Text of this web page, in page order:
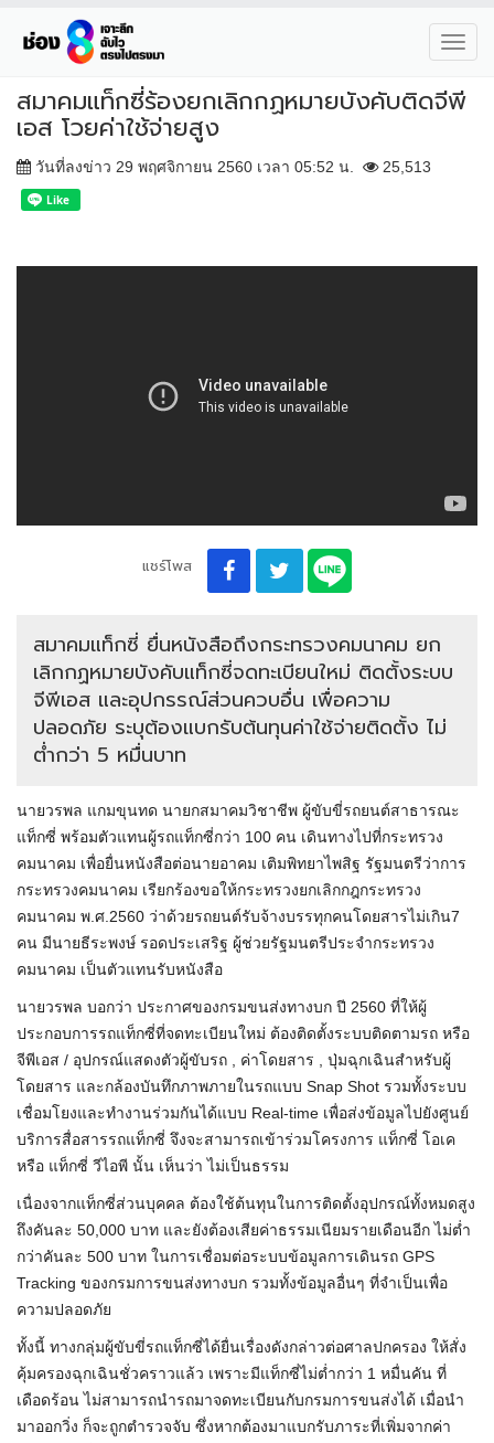
สมาคมแท็กซี่ร้องยกเลิกกฏหมายบังคับติดจีพี
เอส โวยค่าใช้จ่ายสูง
วันที่ลงข่าว 29 พฤศจิกายน 2560 เวลา 05:52 น. 25,513
แชร์โพส
สมาคมแท็กซี่ ยื่นหนังสือถึงกระทรวงคมนาคม ยก
เลิกกฏหมายบังคับแท็กซี่จดทะเบียนใหม่ ติดตั้งระบบ
จีพีเอส และอุปกรรณ์ส่วนควบอื่น เพื่อความ
ปลอดภัย ระบุต้องแบกรับต้นทุนค่าใช้จ่ายติดตั้ง ไม่
ต่ำกว่า 5 หมื่นบาท
นายวรพล แกมขุนทด นายกสมาคมวิชาชีพ ผู้ขับขี่รถยนต์สาธารณะ
แท็กซี่ พร้อมตัวแทนผู้รถแท็กซี่กว่า 100 คน เดินทางไปที่กระทรวง
คมนาคม เพื่อยื่นหนังสือต่อนายอาคม เติมพิทยาไพสิฐ รัฐมนตรีว่าการ
กระทรวงคมนาคม เรียกร้องขอให้กระทรวงยกเลิกกฎกระทรวง
คมนาคม พ.ศ.2560 ว่าด้วยรถยนต์รับจ้างบรรทุกคนโดยสารไม่เกิน7
คน มีนายธีระพงษ์ รอดประเสริฐ ผู้ช่วยรัฐมนตรีประจำกระทรวง
คมนาคม เป็นตัวแทนรับหนังสือ
นายวรพล บอกว่า ประกาศของกรมขนส่งทางบก ปี 2560 ที่ให้ผู้
ประกอบการรถแท็กซี่ที่จดทะเบียนใหม่ ต้องติดตั้งระบบติดตามรถ หรือ
จีพีเอส / อุปกรณ์แสดงตัวผู้ขับรถ , ค่าโดยสาร , ปุ่มฉุกเฉินสำหรับผู้
โดยสาร และกล้องบันทึกภาพภายในรถแบบ Snap Shot รวมทั้งระบบ
เชื่อมโยงและทำงานร่วมกันได้แบบ Real-time เพื่อส่งข้อมูลไปยังศูนย์
บริการสื่อสารรถแท็กซี่ จึงจะสามารถเข้าร่วมโครงการ แท็กซี่ โอเค
หรือ แท็กซี่ วีไอพี นั้น เห็นว่า ไม่เป็นธรรม
เนื่องจากแท็กซี่ส่วนบุคคล ต้องใช้ต้นทุนในการติดตั้งอุปกรณ์ทั้งหมดสูง
ถึงคันละ 50,000 บาท และยังต้องเสียค่าธรรมเนียมรายเดือนอีก ไม่ต่ำ
กว่าคันละ 500 บาท ในการเชื่อมต่อระบบข้อมูลการเดินรถ GPS
Tracking ของกรมการขนส่งทางบก รวมทั้งข้อมูลอื่นๆ ที่จำเป็นเพื่อ
ความปลอดภัย
ทั้งนี้ ทางกลุ่มผู้ขับขี่รถแท็กซี่ได้ยื่นเรื่องดังกล่าวต่อศาลปกครอง ให้สั่ง
คุ้มครองฉุกเฉินชั่วคราวแล้ว เพราะมีแท็กซี่ไม่ต่ำกว่า 1 หมื่นคัน ที่
เดือดร้อน ไม่สามารถนำรถมาจดทะเบียนกับกรมการขนส่งได้ เมื่อนำ
มาออกวิ่ง ก็จะถูกตำรวจจับ ซึ่งหากต้องมาแบกรับภาระที่เพิ่มจากค่า